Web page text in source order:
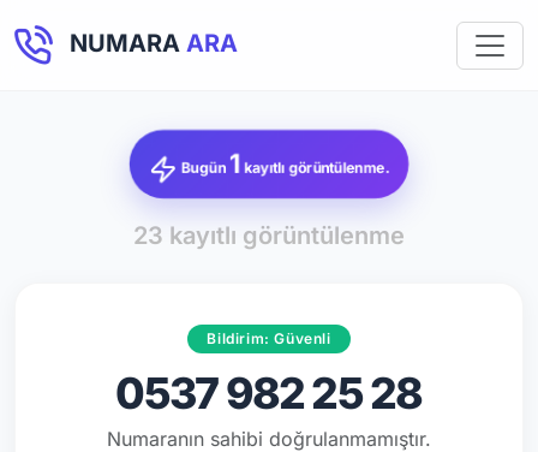
NUMARA ARA
Bugün 1 kayıtlı görüntülenme.
23 kayıtlı görüntülenme
Bildirim: Güvenli
0537 982 25 28
Numaranın sahibi doğrulanmamıştır.